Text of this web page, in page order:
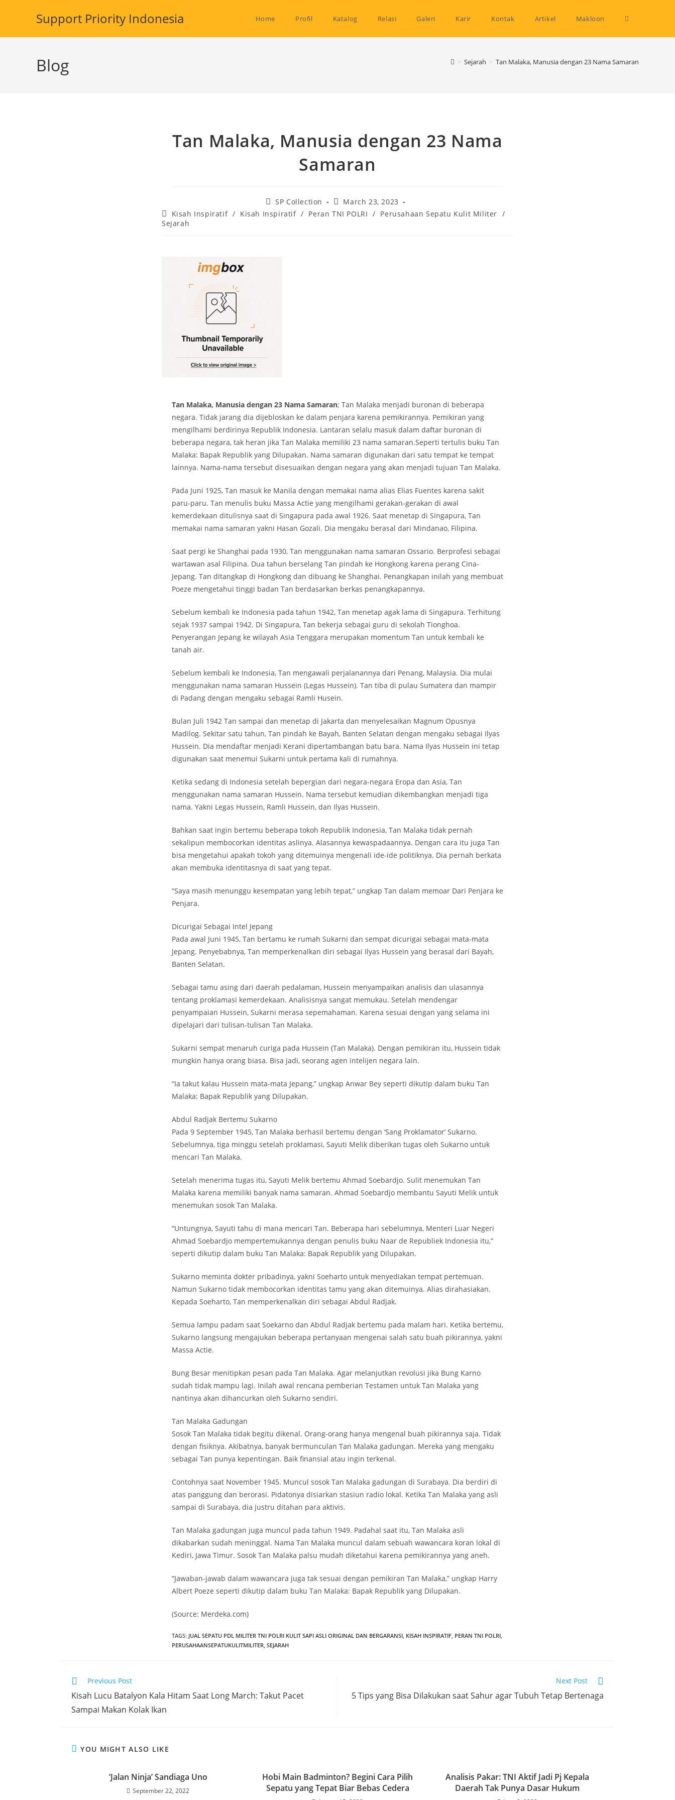
Support Priority Indonesia Home Profil Katalog Relasi Galeri Karir Kontak Artikel Makloon Toggle
Blog > Sejarah > Tan Malaka, Manusia dengan 23 Nama Samaran
Tan Malaka, Manusia dengan 23 Nama
Samaran
Post
author:
SP Collection
Post
published:
March 23, 2023
Post
category:
Kisah Inspiratif / Kisah Inspiratif / Peran TNI POLRI / Perusahaan Sepatu Kulit Militer /
Sejarah
Tan Malaka, Manusia dengan 23 Nama Samaran; Tan Malaka menjadi buronan di beberapa
negara. Tidak jarang dia dijebloskan ke dalam penjara karena pemikirannya. Pemikiran yang
mengilhami berdirinya Republik Indonesia. Lantaran selalu masuk dalam daftar buronan di
beberapa negara, tak heran jika Tan Malaka memiliki 23 nama samaran.Seperti tertulis buku Tan
Malaka: Bapak Republik yang Dilupakan. Nama samaran digunakan dari satu tempat ke tempat
lainnya. Nama-nama tersebut disesuaikan dengan negara yang akan menjadi tujuan Tan Malaka.
Pada Juni 1925, Tan masuk ke Manila dengan memakai nama alias Elias Fuentes karena sakit
paru-paru. Tan menulis buku Massa Actie yang mengilhami gerakan-gerakan di awal
kemerdekaan ditulisnya saat di Singapura pada awal 1926. Saat menetap di Singapura, Tan
memakai nama samaran yakni Hasan Gozali. Dia mengaku berasal dari Mindanao, Filipina.
Saat pergi ke Shanghai pada 1930, Tan menggunakan nama samaran Ossario. Berprofesi sebagai
wartawan asal Filipina. Dua tahun berselang Tan pindah ke Hongkong karena perang Cina-
Jepang. Tan ditangkap di Hongkong dan dibuang ke Shanghai. Penangkapan inilah yang membuat
Poeze mengetahui tinggi badan Tan berdasarkan berkas penangkapannya.
Sebelum kembali ke Indonesia pada tahun 1942, Tan menetap agak lama di Singapura. Terhitung
sejak 1937 sampai 1942. Di Singapura, Tan bekerja sebagai guru di sekolah Tionghoa.
Penyerangan Jepang ke wilayah Asia Tenggara merupakan momentum Tan untuk kembali ke
tanah air.
Sebelum kembali ke Indonesia, Tan mengawali perjalanannya dari Penang, Malaysia. Dia mulai
menggunakan nama samaran Hussein (Legas Hussein). Tan tiba di pulau Sumatera dan mampir
di Padang dengan mengaku sebagai Ramli Husein.
Bulan Juli 1942 Tan sampai dan menetap di Jakarta dan menyelesaikan Magnum Opusnya
Madilog. Sekitar satu tahun, Tan pindah ke Bayah, Banten Selatan dengan mengaku sebagai Ilyas
Hussein. Dia mendaftar menjadi Kerani dipertambangan batu bara. Nama Ilyas Hussein ini tetap
digunakan saat menemui Sukarni untuk pertama kali di rumahnya.
Ketika sedang di Indonesia setelah bepergian dari negara-negara Eropa dan Asia, Tan
menggunakan nama samaran Hussein. Nama tersebut kemudian dikembangkan menjadi tiga
nama. Yakni Legas Hussein, Ramli Hussein, dan Ilyas Hussein.
Bahkan saat ingin bertemu beberapa tokoh Republik Indonesia, Tan Malaka tidak pernah
sekalipun membocorkan identitas aslinya. Alasannya kewaspadaannya. Dengan cara itu juga Tan
bisa mengetahui apakah tokoh yang ditemuinya mengenali ide-ide politiknya. Dia pernah berkata
akan membuka identitasnya di saat yang tepat.
“Saya masih menunggu kesempatan yang lebih tepat,” ungkap Tan dalam memoar Dari Penjara ke
Penjara.
Dicurigai Sebagai Intel Jepang
Pada awal Juni 1945, Tan bertamu ke rumah Sukarni dan sempat dicurigai sebagai mata-mata
Jepang. Penyebabnya, Tan memperkenalkan diri sebagai Ilyas Hussein yang berasal dari Bayah,
Banten Selatan.
Sebagai tamu asing dari daerah pedalaman, Hussein menyampaikan analisis dan ulasannya
tentang proklamasi kemerdekaan. Analisisnya sangat memukau. Setelah mendengar
penyampaian Hussein, Sukarni merasa sepemahaman. Karena sesuai dengan yang selama ini
dipelajari dari tulisan-tulisan Tan Malaka.
Sukarni sempat menaruh curiga pada Hussein (Tan Malaka). Dengan pemikiran itu, Hussein tidak
mungkin hanya orang biasa. Bisa jadi, seorang agen intelijen negara lain.
“Ia takut kalau Hussein mata-mata Jepang,” ungkap Anwar Bey seperti dikutip dalam buku Tan
Malaka: Bapak Republik yang Dilupakan.
Abdul Radjak Bertemu Sukarno
Pada 9 September 1945, Tan Malaka berhasil bertemu dengan ‘Sang Proklamator’ Sukarno.
Sebelumnya, tiga minggu setelah proklamasi, Sayuti Melik diberikan tugas oleh Sukarno untuk
mencari Tan Malaka.
Setelah menerima tugas itu, Sayuti Melik bertemu Ahmad Soebardjo. Sulit menemukan Tan
Malaka karena memiliki banyak nama samaran. Ahmad Soebardjo membantu Sayuti Melik untuk
menemukan sosok Tan Malaka.
“Untungnya, Sayuti tahu di mana mencari Tan. Beberapa hari sebelumnya, Menteri Luar Negeri
Ahmad Soebardjo mempertemukannya dengan penulis buku Naar de Republiek Indonesia itu,”
seperti dikutip dalam buku Tan Malaka: Bapak Republik yang Dilupakan.
Sukarno meminta dokter pribadinya, yakni Soeharto untuk menyediakan tempat pertemuan.
Namun Sukarno tidak membocorkan identitas tamu yang akan ditemuinya. Alias dirahasiakan.
Kepada Soeharto, Tan memperkenalkan diri sebagai Abdul Radjak.
Semua lampu padam saat Soekarno dan Abdul Radjak bertemu pada malam hari. Ketika bertemu,
Sukarno langsung mengajukan beberapa pertanyaan mengenai salah satu buah pikirannya, yakni
Massa Actie.
Bung Besar menitipkan pesan pada Tan Malaka. Agar melanjutkan revolusi jika Bung Karno
sudah tidak mampu lagi. Inilah awal rencana pemberian Testamen untuk Tan Malaka yang
nantinya akan dihancurkan oleh Sukarno sendiri.
Tan Malaka Gadungan
Sosok Tan Malaka tidak begitu dikenal. Orang-orang hanya mengenal buah pikirannya saja. Tidak
dengan fisiknya. Akibatnya, banyak bermunculan Tan Malaka gadungan. Mereka yang mengaku
sebagai Tan punya kepentingan. Baik finansial atau ingin terkenal.
Contohnya saat November 1945. Muncul sosok Tan Malaka gadungan di Surabaya. Dia berdiri di
atas panggung dan berorasi. Pidatonya disiarkan stasiun radio lokal. Ketika Tan Malaka yang asli
sampai di Surabaya, dia justru ditahan para aktivis.
Tan Malaka gadungan juga muncul pada tahun 1949. Padahal saat itu, Tan Malaka asli
dikabarkan sudah meninggal. Nama Tan Malaka muncul dalam sebuah wawancara koran lokal di
Kediri, Jawa Timur. Sosok Tan Malaka palsu mudah diketahui karena pemikirannya yang aneh.
“Jawaban-jawab dalam wawancara juga tak sesuai dengan pemikiran Tan Malaka,” ungkap Harry
Albert Poeze seperti dikutip dalam buku Tan Malaka: Bapak Republik yang Dilupakan.
(Source: Merdeka.com)
TAGS: JUAL SEPATU PDL MILITER TNI POLRI KULIT SAPI ASLI ORIGINAL DAN BERGARANSI, KISAH INSPIRATIF, PERAN TNI POLRI,
PERUSAHAANSEPATUKULITMILITER, SEJARAH
Read
more
articles
Previous Post
Kisah Lucu Batalyon Kala Hitam Saat Long March: Takut Pacet
Sampai Makan Kolak Ikan
Next Post
5 Tips yang Bisa Dilakukan saat Sahur agar Tubuh Tetap Bertenaga
YOU MIGHT ALSO LIKE
‘Jalan Ninja’ Sandiaga Uno
September 22, 2022
Hobi Main Badminton? Begini Cara Pilih
Sepatu yang Tepat Biar Bebas Cedera
Analisis Pakar: TNI Aktif Jadi Pj Kepala
Daerah Tak Punya Dasar Hukum